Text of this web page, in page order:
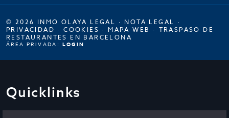
© 2026 INMO OLAYA LEGAL · NOTA LEGAL ·
PRIVACIDAD ·COOKIES · MAPA WEB · TRASPASO DE
RESTAURANTES EN BARCELONA
ÁREA PRIVADA: LOGIN
Quicklinks